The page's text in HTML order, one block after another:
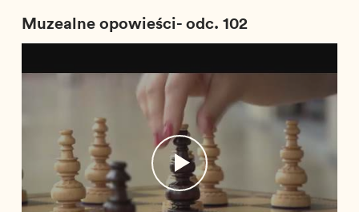
Muzealne opowieści- odc. 102